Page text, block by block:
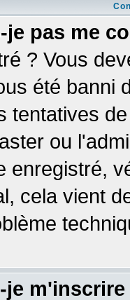
pas me
? Vous
été banni
tentatives
ou
enregistré,
cela vient
je